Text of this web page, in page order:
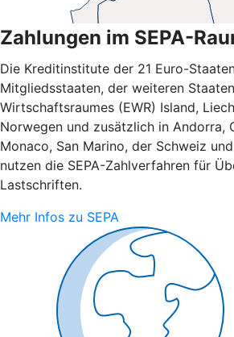
Zahlungen im SEPA-
Die Kreditinstitute der 21 Euro-
Mitgliedsstaaten, der weiteren
Wirtschaftsraumes (EWR) Island,
Norwegen und zusätzlich in Andorra,
Monaco, San Marino, der Schweiz
nutzen die SEPA-Zahlverfahren für
Lastschriften.
Mehr Infos zu SEPA